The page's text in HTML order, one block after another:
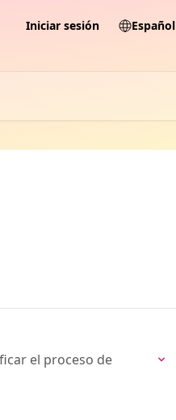
Iniciar sesión Español
el proceso de